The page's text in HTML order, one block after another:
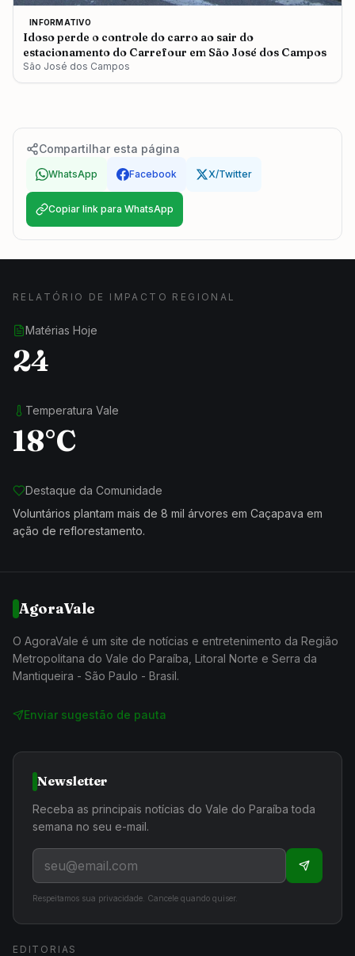
INFORMATIVO
Idoso perde o controle do carro ao sair do
estacionamento do Carrefour em São José dos Campos
São José dos Campos
Compartilhar esta página
WhatsApp Facebook X/Twitter
Copiar link para WhatsApp
RELATÓRIO DE IMPACTO REGIONAL
Matérias Hoje
24
Temperatura Vale
18°C
Destaque da Comunidade
Voluntários plantam mais de 8 mil árvores em Caçapava em
ação de reflorestamento.
AgoraVale
O AgoraVale é um site de notícias e entretenimento da Região
Metropolitana do Vale do Paraíba, Litoral Norte e Serra da
Mantiqueira - São Paulo - Brasil.
Enviar sugestão de pauta
Newsletter
Receba as principais notícias do Vale do Paraíba toda
semana no seu e-mail.
Respeitamos sua privacidade. Cancele quando quiser.
EDITORIAS